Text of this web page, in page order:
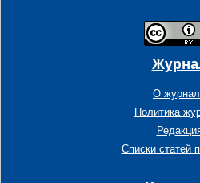
О
Политика
Списки статей